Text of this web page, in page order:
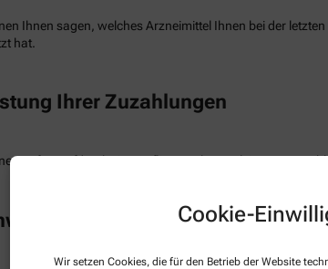
Cookie-
Wir setzen Cookies, die für den Betrieb der Website
Ihnen sagen, welches Arzneimittel Ihnen bei der
hat.
Ihrer Zuzahlungen
auf Knopfdruck eine Auflistung Ihrer geleisteten
Ihrer Befreiung